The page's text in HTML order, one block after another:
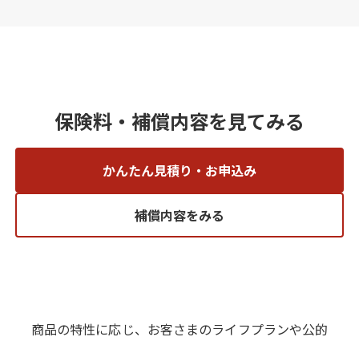
保険料・補償内容を見てみる
補償内容をみる
かんたん見積り・お申込み
商品の特性に応じ、お客さまのライフプランや公的